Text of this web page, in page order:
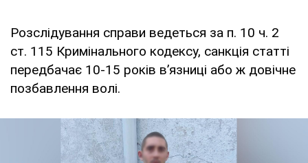
Розслідування справи ведеться за п. 10 ч. 2
ст. 115 Кримінального кодексу, санкція статті
передбачає 10-15 років в’язниці або ж довічне
позбавлення волі.